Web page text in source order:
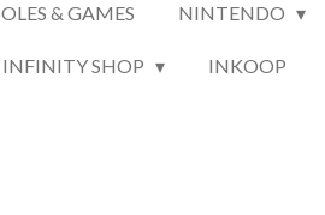
& GAMES NINTENDO
INFINITY SHOP INKOOP